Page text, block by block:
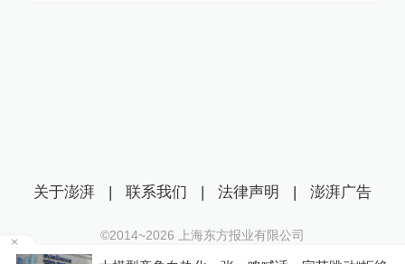
关于澎湃 | 联系我们 | 法律声明 | 澎湃广告
©2014~2026 上海东方报业有限公司
沪ICP证：沪B2-20170116 | 沪ICP备14003370号